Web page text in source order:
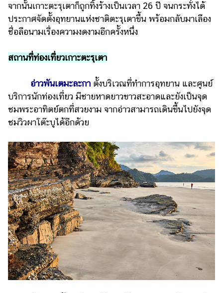
จากนั้นเกาะตะรุเตาก็ถูกทิ้งร้างเป็นเวลา 26 ปี จนกระทั่งได้
ประกาศจัดตั้งอุทยานแห่งชาติตะรุเตาขึ้น พร้อมกลับมาเลือง
ชื่อลือนามเรื่องความงดงามอีกครั้งหนึ่ง
สถานที่ท่องเที่ยวเกาะตะรุเตา
อ่าวพันเตมะละกา ตั้งบริเวณที่ทำการอุทยาน และศูนย์
บริการนักท่องเที่ยว มีชายหาดยาวขาวสะอาดและยังเป็นจุด
ชมพระอาทิตย์ตกที่สวยงาม จากอ่าวสามารถเดินขึ้นไปยังจุด
ชมวิวผาโต๊ะบูได้อีกด้วย